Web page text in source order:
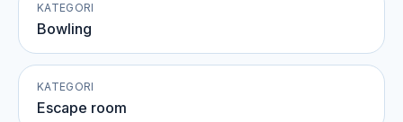
KATEGORI
Bowling
KATEGORI
Escape room